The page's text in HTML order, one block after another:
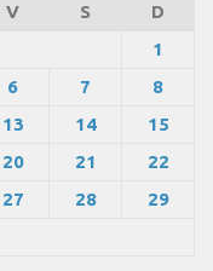
V S
D
1
6 7
8
13 14
15
20 21
22
27 28
29